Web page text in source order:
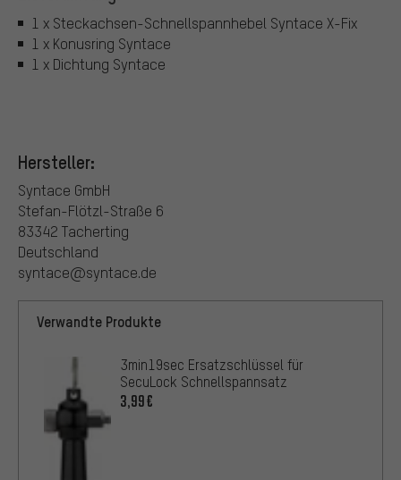
1 x Steckachsen-Schnellspannhebel Syntace X-Fix
1 x Konusring Syntace
1 x Dichtung Syntace
Hersteller:
Syntace GmbH
Stefan-Flötzl-Straße 6
83342 Tacherting
Deutschland
syntace@syntace.de
Verwandte Produkte
3min19sec Ersatzschlüssel für
SecuLock Schnellspannsatz
3,99€